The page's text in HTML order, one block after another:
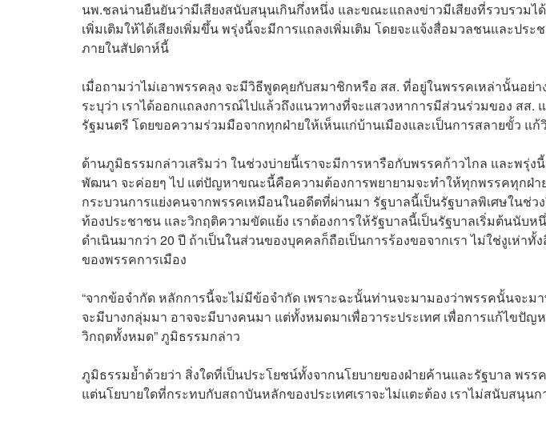
นพ.ชลน่านยืนยันว่ามีเสียงสนับสนุนเกินกึ่งหนึ่ง และขณะแถลงข่าวมีเสียงที่รวบรวมไ
เพิ่มเติมให้ได้เสียงเพิ่มขึ้น พรุ่งนี้จะมีการแถลงเพิ่มเติม โดยจะแจ้งสื่อมวลชนและประ
ภายในสัปดาห์นี้
เมื่อถามว่าไม่เอาพรรคลุง จะมีวิธีพูดคุยกับสมาชิกหรือ สส. ที่อยู่ในพรรคเหล่านั้นอย่
ระบุว่า เราได้ออกแถลงการณ์ไปแล้วถึงแนวทางที่จะแสวงหาการมีส่วนร่วมของ สส.
รัฐมนตรี โดยขอความร่วมมือจากทุกฝ่ายให้เห็นแก่บ้านเมืองและเป็นการสลายขั้ว แก้
ด้านภูมิธรรมกล่าวเสริมว่า ในช่วงบ่ายนี้เราจะมีการหารือกับพรรคก้าวไกล และพรุ่
พัฒนา จะค่อยๆ ไป แต่ปัญหาขณะนี้คือความต้องการพยายามจะทำให้ทุกพรรคทุกฝ่า
กระบวนการแย่งคนจากพรรคเหมือนในอดีตที่ผ่านมา รัฐบาลนี้เป็นรัฐบาลพิเศษในช่
ท้องประชาชน และวิกฤติความขัดแย้ง เราต้องการให้รัฐบาลนี้เป็นรัฐบาลเริ่มต้นนับ
ดำเนินมากว่า 20 ปี ถ้าเป็นในส่วนของบุคคลก็ถือเป็นการร้องขอจากเรา ไม่ใช่งูเห่า
ของพรรคการเมือง
“จากข้อจำกัด หลักการนี้จะไม่มีข้อจำกัด เพราะฉะนั้นท่านจะมามองว่าพรรคนั้นจะม
จะมีบางกลุ่มมา อาจจะมีบางคนมา แต่ทั้งหมดมาเพื่อวาระประเทศ เพื่อการแก้ไขปัญ
วิกฤตทั้งหมด” ภูมิธรรมกล่าว
ภูมิธรรมย้ำด้วยว่า สิ่งใดที่เป็นประโยชน์ทั้งจากนโยบายของฝ่ายค้านและรัฐบาล พร
แต่นโยบายใดที่กระทบกับสถาบันหลักของประเทศเราจะไม่แตะต้อง เราไม่สนับสนุน